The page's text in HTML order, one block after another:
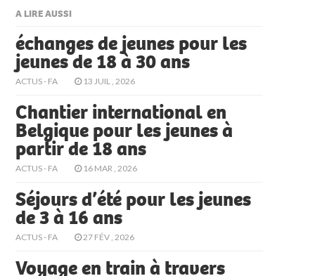
A LIRE AUSSI
échanges de jeunes pour les
jeunes de 18 à 30 ans
ACTUS - FA 13 JUIL , 2026
Chantier international en
Belgique pour les jeunes à
partir de 18 ans
ACTUS - FA 16 MAR , 2026
Séjours d’été pour les jeunes
de 3 à 16 ans
ACTUS - FA 27 FÉV , 2026
Voyage en train à travers